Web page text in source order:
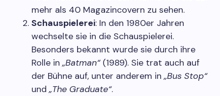
mehr als 40 Magazincovern zu sehen.
Schauspielerei: In den 1980er Jahren
wechselte sie in die Schauspielerei.
Besonders bekannt wurde sie durch ihre
Rolle in„Batman“(1989). Sie trat auch auf
der Bühne auf, unter anderem in„Bus Stop“
und„The Graduate“.